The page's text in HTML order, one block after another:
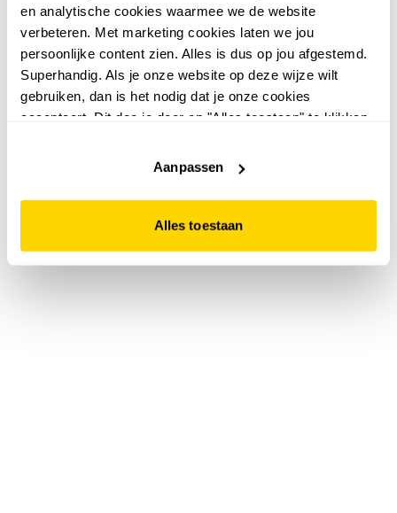
en analytische cookies waarmee we de website
verbeteren. Met marketing cookies laten we jou
persoonlijke content zien. Alles is dus op jou afgestemd.
Superhandig. Als je onze website op deze wijze wilt
gebruiken, dan is het nodig dat je onze cookies
accepteert. Dit doe je door op "Alles toestaan" te klikken.
website niet optimaal functioneert.
Aanpassen
Alles toestaan